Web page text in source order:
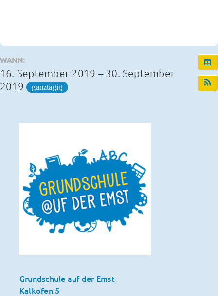
WANN:
16. September 2019 – 30. September
2019
ganztägig
Grundschule auf der Emst
Kalkofen 5